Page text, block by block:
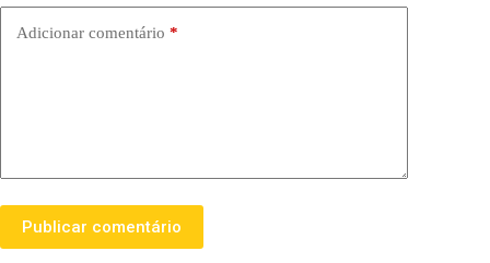
Adicionar comentário *
Publicar comentário